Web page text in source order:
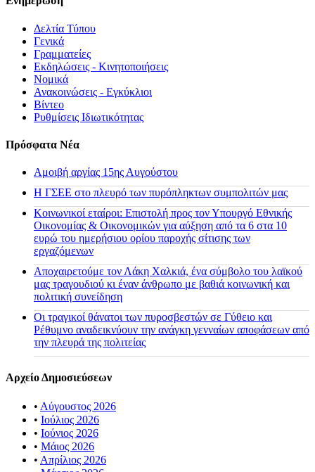
Δελτία Τύπου
Γενικά
Γραμματείες
Εκδηλώσεις - Κινητοποιήσεις
Νομικά
Ανακοινώσεις - Εγκύκλιοι
Βίντεο
Ρυθμίσεις Ιδιωτικότητας
Πρόσφατα Νέα
Αμοιβή αργίας 15ης Αυγούστου
H ΓΣΕΕ στο πλευρό των πυρόπληκτων συμπολιτών μας
Κοινωνικοί εταίροι: Επιστολή προς τον Υπουργό Εθνικής
Οικονομίας & Οικονομικών για αύξηση από τα 6 στα 10
ευρώ του ημερήσιου ορίου παροχής σίτισης των
εργαζόμενων
Αποχαιρετούμε τον Λάκη Χαλκιά, ένα σύμβολο του λαϊκού
μας τραγουδιού κι έναν άνθρωπο με βαθιά κοινωνική και
πολιτική συνείδηση
Οι τραγικοί θάνατοι των πυροσβεστών σε Γύθειο και
Ρέθυμνο αναδεικνύουν την ανάγκη γενναίων αποφάσεων από
την πλευρά της πολιτείας
Αρχείο Δημοσιεύσεων
• Αύγουστος 2026
• Ιούλιος 2026
• Ιούνιος 2026
• Μάιος 2026
• Απρίλιος 2026